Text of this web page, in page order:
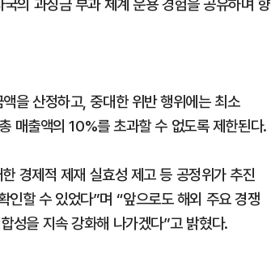
을 산정하고, 중대한 위반 행위에는 최소
매출액의 10%를 초과할 수 없도록 제한된다.
경제적 제재 실효성 제고 등 공정위가 추진
할 수 있었다”며 “앞으로도 해외 주요 경쟁
성을 지속 강화해 나가겠다”고 밝혔다.